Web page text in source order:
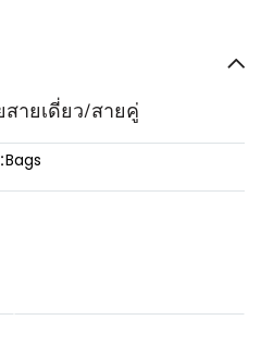
สายเดี่ยว/สายคู่
Bags